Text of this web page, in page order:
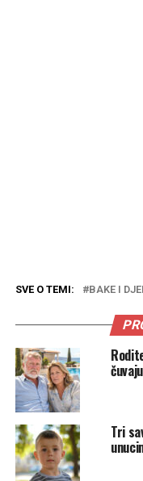
SVE O TEMI: BAKE I
Tri